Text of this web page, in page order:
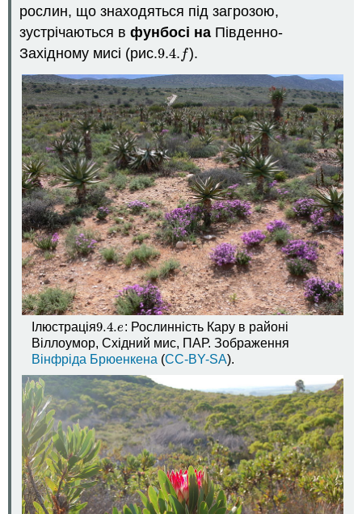
рослин, що знаходяться під загрозою,
зустрічаються вфунбосі на Південно-
Західному мисі (рис.9.4. f
9.4. f).
Ілюстрація9.4.e
9.4.e: Рослинність Кару в районі
Віллоумор, Східний мис, ПАР. Зображення
Вінфріда Брюенкена (CC-BY-SA).